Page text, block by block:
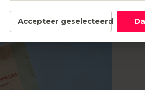
Accepteer geselecteerd